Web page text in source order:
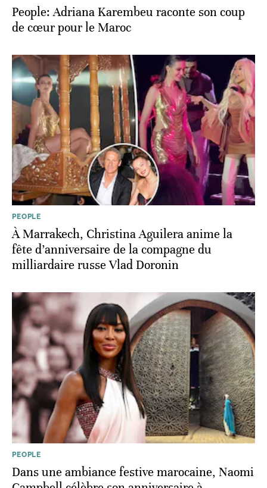
People: Adriana Karembeu raconte son coup
de cœur pour le Maroc
PEOPLE
À Marrakech, Christina Aguilera anime la
fête d’anniversaire de la compagne du
milliardaire russe Vlad Doronin
PEOPLE
Dans une ambiance festive marocaine, Naomi